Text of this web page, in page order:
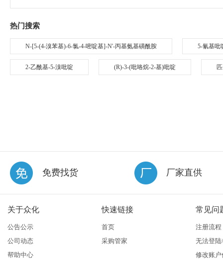
热门搜索
N-[5-(4-溴苯基)-6-氯-4-嘧啶基]-N'-丙基氨基磺酰胺 5-氰基吡
2-乙酰基-5-溴吡啶 (R)-3-(吡咯烷-2-基)吡啶
免费找货 厂家直供
关于众化
公告公示
公司动态
帮助中心
快速链接
首页
采购管家
常见问
注册流程
无法登
修改账户